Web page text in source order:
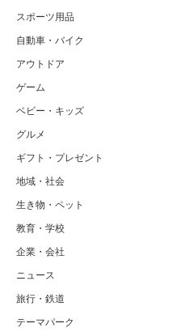
スポーツ用品
自動車・バイク
アウトドア
ゲーム
ベビー・キッズ
グルメ
ギフト・プレゼント
地域・社会
生き物・ペット
教育・学校
企業・会社
ニュース
旅行・鉄道
テーマパーク